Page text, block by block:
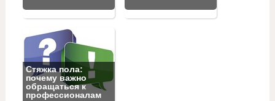
Стяжка пола:
почему важно
обращаться к
профессионалам